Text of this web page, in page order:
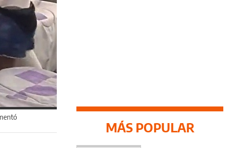
MÁS POPULAR